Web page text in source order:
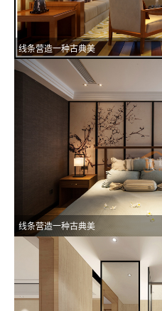
线条营造一种古典美
线条营造一种古典美